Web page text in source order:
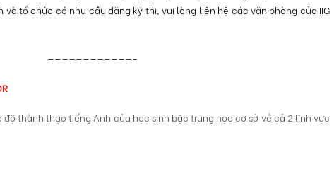
và tổ chức có nhu cầu đăng ký thi, vui lòng liên hệ các văn phòng của IIG
————————————–
độ thành thạo tiếng Anh của học sinh bậc trung học cơ sở về cả 2 lĩnh vực